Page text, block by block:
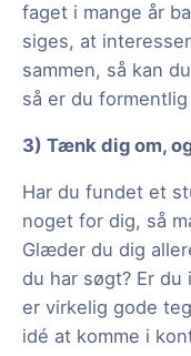
faget i mange år
siges, at
sammen, så kan
så er du
3) Tænk dig om,
Har du fundet et
noget for dig, så
Glæder du dig
du har søgt? Er
er virkelig gode
idé at komme i